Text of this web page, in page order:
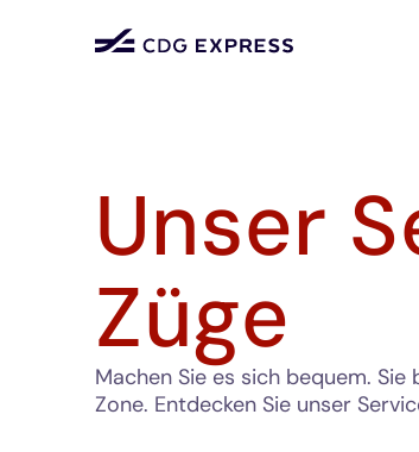
Unser
Züge
Machen Sie es sich bequem.
Zone. Entdecken Sie unser